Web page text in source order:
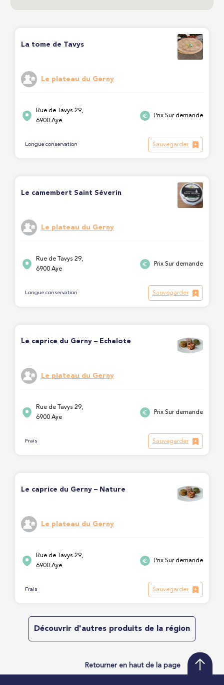
La tome de Tavys
Le plateau du Gerny
Rue de Tavys 29,
6900 Aye
Prix Sur demande
Longue conservation Sauvegarder
Le camembert Saint Séverin
Le plateau du Gerny
Rue de Tavys 29,
6900 Aye
Prix Sur demande
Longue conservation Sauvegarder
Le caprice du Gerny – Echalote
Le plateau du Gerny
Rue de Tavys 29,
6900 Aye
Prix Sur demande
Frais Sauvegarder
Le caprice du Gerny – Nature
Le plateau du Gerny
Rue de Tavys 29,
6900 Aye
Prix Sur demande
Frais Sauvegarder
Découvrir d'autres produits de la région
Retourner en haut de la page